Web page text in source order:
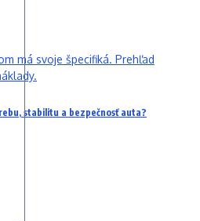
stabilitu a bezpečnosť auta?